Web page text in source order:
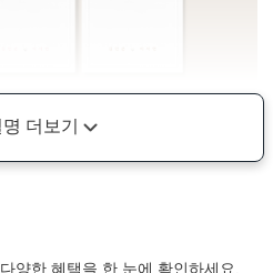
더보기
양한 혜택을 한 눈에 확인하세요.